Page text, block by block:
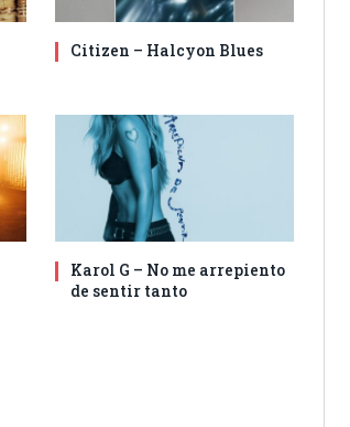
Citizen – Halcyon Blues
Karol G – No me arrepiento
de sentir tanto